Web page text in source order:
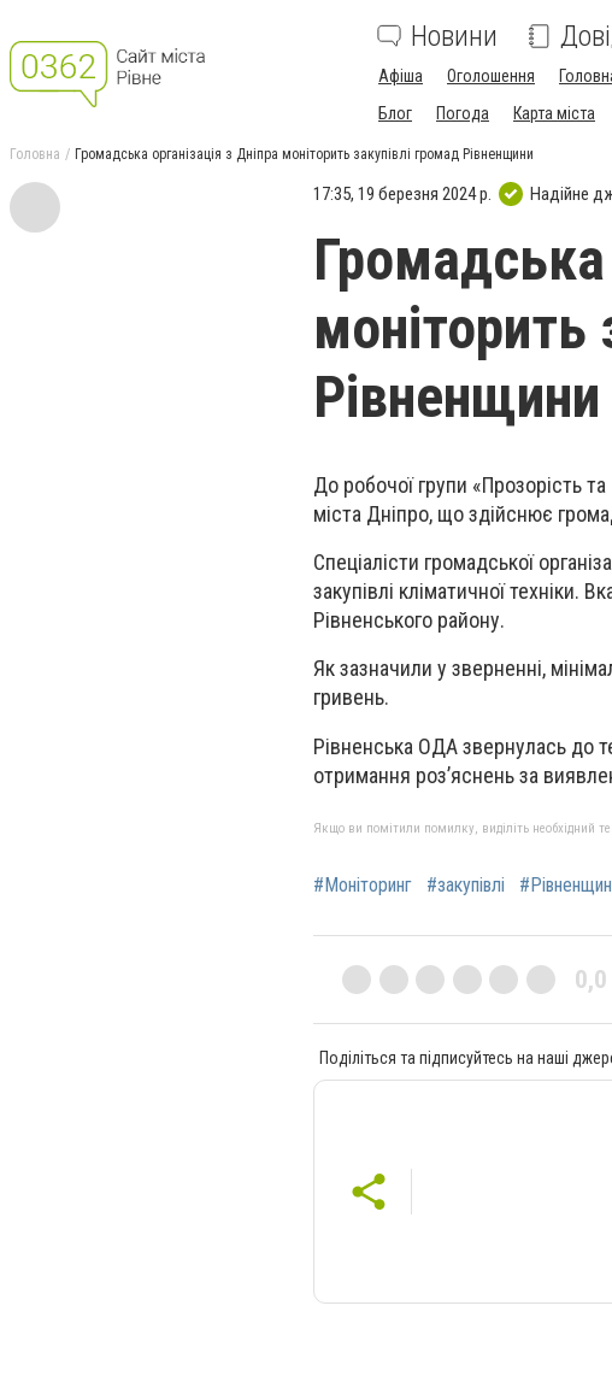
Новини
Афіша Оголошення
Блог
Погода Карта міста
Головна Громадська організація з Дніпра моніторить закупівлі громад Рівненщини
17:35, 19 березня 2024 р. Надійне
Громадська
моніторить
Рівненщини
До робочої групи «Прозорість та
міста Дніпро, що здійснює
Спеціалісти громадської
закупівлі кліматичної техніки.
Рівненського району.
Як зазначили у зверненні,
гривень.
Рівненська ОДА звернулась до
отримання роз’яснень за
Якщо ви помітили помилку, виділіть необхідний
#Моніторинг #закупівлі
0,0
Поділіться та підписуйтесь на наші